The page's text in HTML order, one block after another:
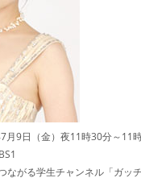
9日（金）夜11時30分～11
る学生チャンネル「ガッチ